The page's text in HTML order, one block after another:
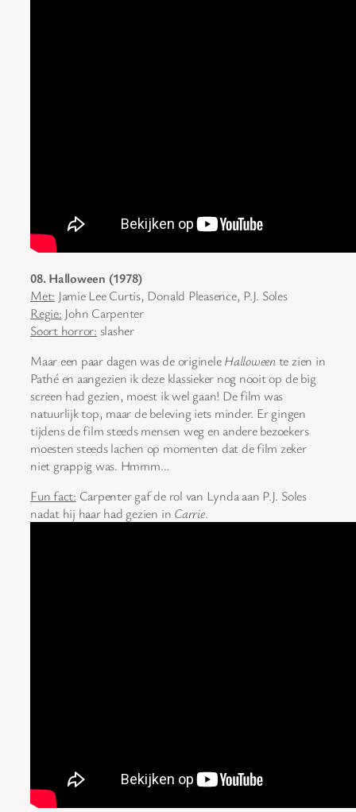
08. Halloween (1978)
Met: Jamie Lee Curtis, Donald Pleasence, P.J. Soles
Regie: John Carpenter
Soort horror: slasher
Maar een paar dagen was de origineleHalloweente zien in
Pathé en aangezien ik deze klassieker nog nooit op de big
screen had gezien, moest ik wel gaan! De film was
natuurlijk top, maar de beleving iets minder. Er gingen
tijdens de film steeds mensen weg en andere bezoekers
moesten steeds lachen op momenten dat de film zeker
niet grappig was. Hmmm…
Fun fact: Carpenter gaf de rol van Lynda aan P.J. Soles
nadat hij haar had gezien in Carrie.